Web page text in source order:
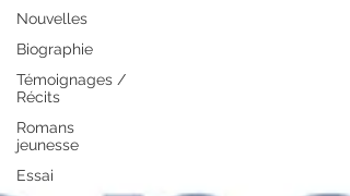
Nouvelles
Biographie
Témoignages /
Récits
Romans
jeunesse
Essai